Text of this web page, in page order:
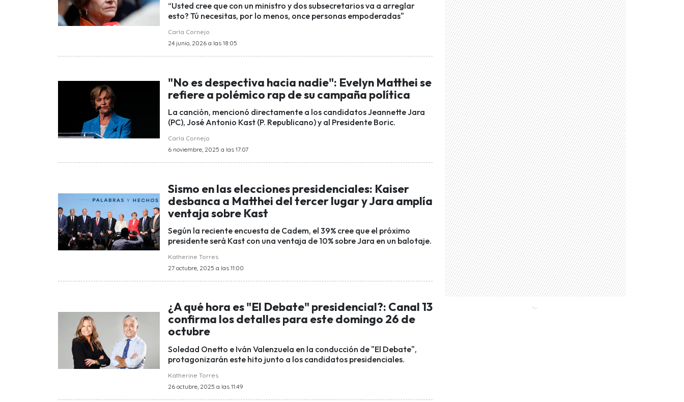
“Usted cree que con un ministro y dos subsecretarios va a arreglar
esto? Tú necesitas, por lo menos, once personas empoderadas"
Carla Cornejo
24 junio, 2026 a las 18:05
"No es despectiva hacia nadie": Evelyn Matthei se
refiere a polémico rap de su campaña política
La canción, mencionó directamente a los candidatos Jeannette Jara
(PC), José Antonio Kast (P. Republicano) y al Presidente Boric.
Carla Cornejo
6 noviembre, 2025 a las 17:07
Sismo en las elecciones presidenciales: Kaiser
desbanca a Matthei del tercer lugar y Jara amplía
ventaja sobre Kast
Según la reciente encuesta de Cadem, el 39% cree que el próximo
presidente será Kast con una ventaja de 10% sobre Jara en un balotaje.
Katherine Torres
27 octubre, 2025 a las 11:00
¿A qué hora es "El Debate" presidencial?: Canal 13
confirma los detalles para este domingo 26 de
octubre
Soledad Onetto e Iván Valenzuela en la conducción de "El Debate",
protagonizarán este hito junto a los candidatos presidenciales.
Katherine Torres
26 octubre, 2025 a las 11:49